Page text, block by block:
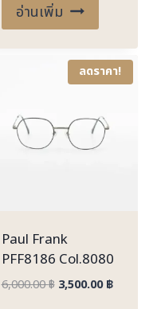
อ่านเพิ่ม
ลดราคา!
Paul Frank
PFF8186 Col.8080
6,000.00฿ Original
3,500.00฿Current